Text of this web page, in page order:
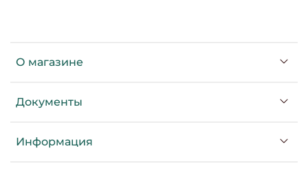
О магазине
Документы
Информация